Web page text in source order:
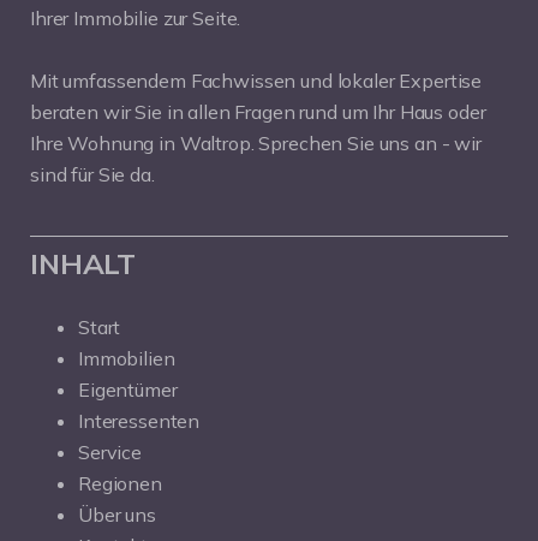
Ihrer Immobilie zur Seite.
Mit umfassendem Fachwissen und lokaler Expertise
beraten wir Sie in allen Fragen rund um Ihr Haus oder
Ihre Wohnung in Waltrop. Sprechen Sie uns an - wir
sind für Sie da.
INHALT
Start
Immobilien
Eigentümer
Interessenten
Service
Regionen
Über uns